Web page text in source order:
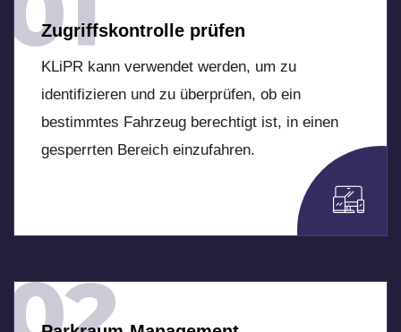
Zugriffskontrolle prüfen
KLiPR kann verwendet werden, um zu
identifizieren und zu überprüfen, ob ein
bestimmtes Fahrzeug berechtigt ist, in einen
gesperrten Bereich einzufahren.